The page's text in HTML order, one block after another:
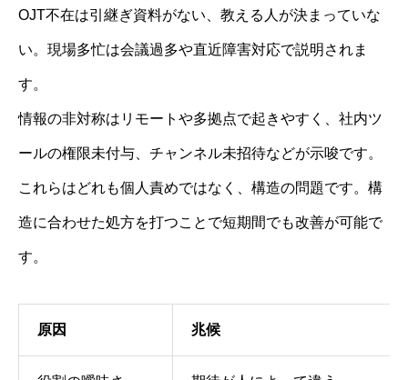
OJT不在は引継ぎ資料がない、教える人が決まっていな
い。現場多忙は会議過多や直近障害対応で説明されま
す。
情報の非対称はリモートや多拠点で起きやすく、社内ツ
ールの権限未付与、チャンネル未招待などが示唆です。
これらはどれも個人責めではなく、構造の問題です。構
造に合わせた処方を打つことで短期間でも改善が可能で
す。
原因 兆候